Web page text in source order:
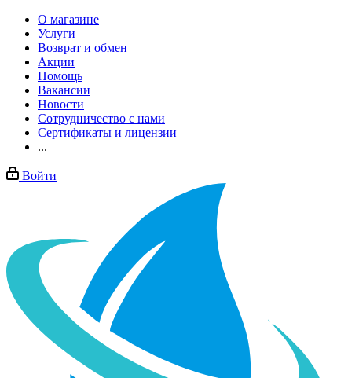
О магазине
Услуги
Возврат и обмен
Акции
Помощь
Вакансии
Новости
Сотрудничество с нами
Сертификаты и лицензии
...
Войти